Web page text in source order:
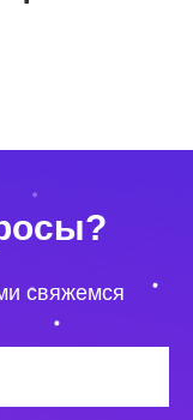
свяжемся